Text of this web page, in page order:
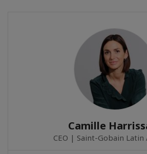
Camille
CEO | Saint-Gobain Latin